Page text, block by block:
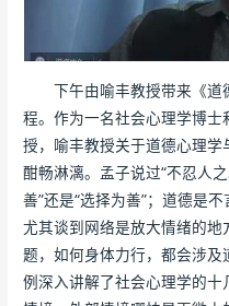
下午由喻丰教授带来《道
程。作为一名社会心理学博
授，喻丰教授关于道德心理
酣畅淋漓。孟子说过“不忍人
善”还是“选择为善”；道德是
尤其谈到网络是放大情绪的
题，如何身体力行，都会涉
例深入讲解了社会心理学的